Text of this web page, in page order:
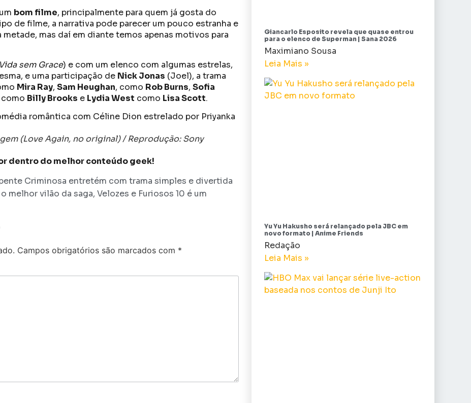
bom filme, principalmente para quem já gosta do
de filme, a narrativa pode parecer um pouco estranha e
mas daí em diante temos apenas motivos para
sem Grace) e com um elenco com algumas estrelas,
e uma participação de Nick Jonas (Joel), a trama
Mira Ray, Sam Heughan, como Rob Burns, Sofia
como Billy Brooks e Lydia West como Lisa Scott.
(Love Again, no original) / Reprodução: Sony
dentro do melhor conteúdo geek!
Criminosa entretém com trama simples e divertida
vilão da saga, Velozes e Furiosos 10 é um
Campos obrigatórios são marcados com *
Giancarlo Esposito revela que quase entrou
para o elenco de Superman | Sana 2026
Maximiano Sousa
Leia Mais »
Yu Yu Hakusho será relançado pela JBC em
novo formato | Anime Friends
Redação
Leia Mais »